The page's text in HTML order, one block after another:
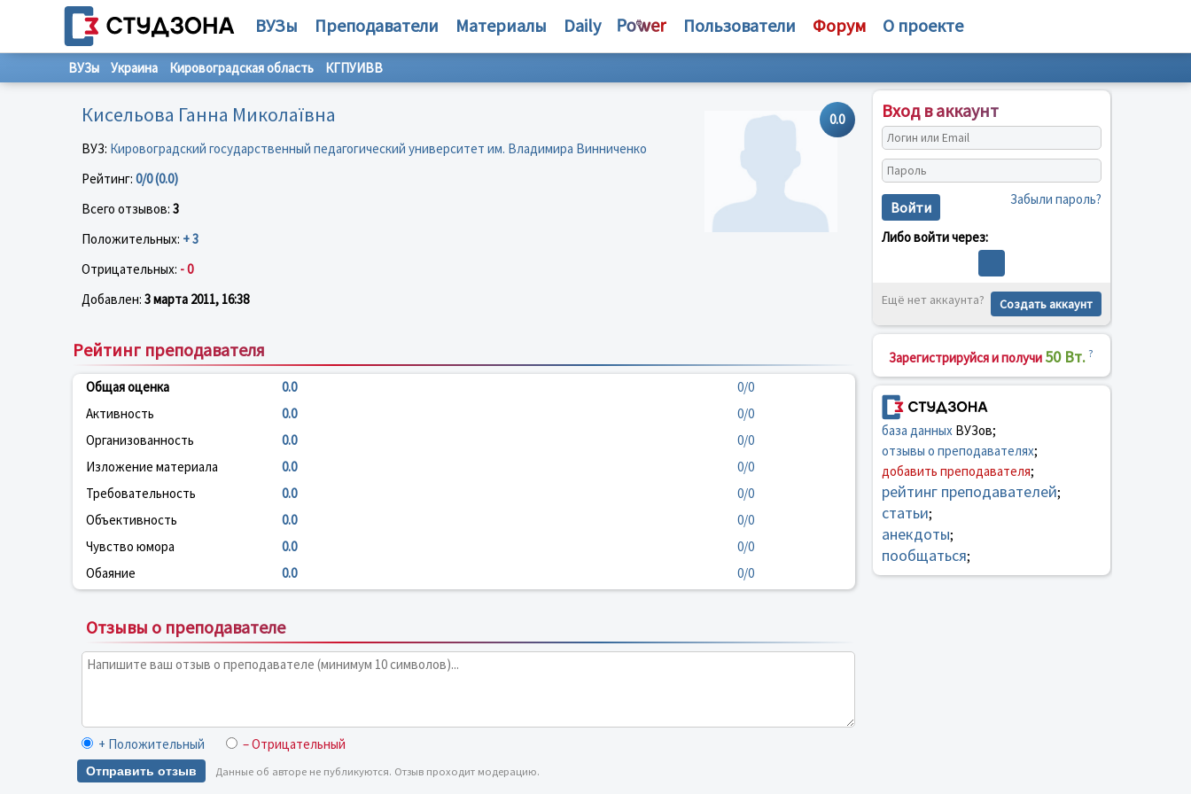
ВУЗы Преподаватели Материалы Daily Пользователи Форум О проекте
ВУЗы Украина Кировоградская область КГПУИВВ
0.0
Кисельова Ганна Миколаївна
ВУЗ: Кировоградский государственный педагогический университет им. Владимира Винниченко
Рейтинг: 0/0 (0.0)
Всего отзывов: 3
Положительных: + 3
Отрицательных: - 0
Добавлен: 3 марта 2011, 16:38
Рейтинг преподавателя
Общая оценка 0.0
0/0
Активность
0.0
0/0
Организованность
0.0
0/0
Изложение материала
0.0
0/0
Требовательность
0.0
0/0
Объективность
0.0
0/0
Чувство юмора
0.0
0/0
Обаяние
0.0 0/0
Отзывы о преподавателе
+ Положительный – Отрицательный
Отправить отзыв Данные об авторе не публикуются. Отзыв проходит модерацию.
Вход в аккаунт
Войти Забыли пароль?
Либо войти через:
Ещё нет аккаунта? Создать аккаунт
Зарегистрируйся и получи 50 Вт. ?
база данныхВУЗов;
отзывы о преподавателях;
добавить преподавателя;
рейтинг преподавателей;
статьи;
анекдоты;
пообщаться;